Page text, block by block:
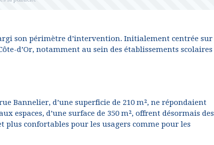
son périmètre d’intervention. Initialement centrée sur
d’Or, notamment au sein des établissements scolaires
Bannelier, d’une superficie de 210 m², ne répondaient
espaces, d’une surface de 350 m², offrent désormais des
plus confortables pour les usagers comme pour les